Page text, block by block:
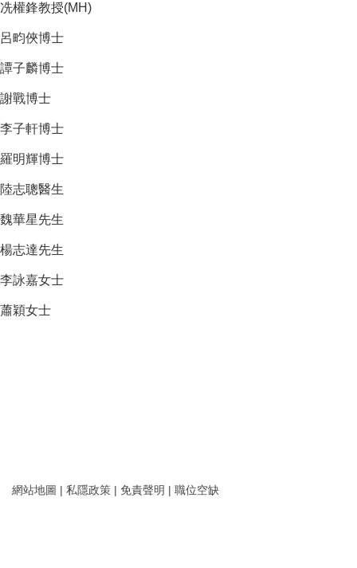
冼權鋒教授(MH)
呂畇俠博士
譚子麟博士
謝戰博士
李子軒博士
羅明輝博士
陸志聰醫生
魏華星先生
楊志達先生
李詠嘉女士
蕭穎女士
網站地圖 | 私隱政策 | 免責聲明 | 職位空缺